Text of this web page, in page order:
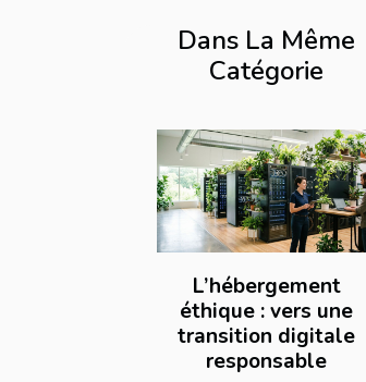
Dans La Même
Catégorie
L’hébergement
éthique : vers une
transition digitale
responsable